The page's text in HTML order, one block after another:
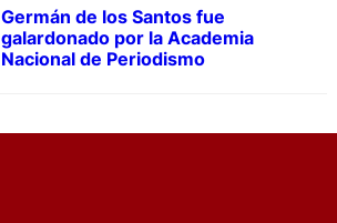
Germán de los Santos fue
galardonado por la Academia
Nacional de Periodismo